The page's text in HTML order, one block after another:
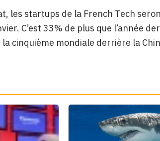
les startups de la French Tech
C’est 33% de plus que l’année
cinquième mondiale derrière la